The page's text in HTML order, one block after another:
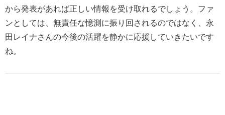
から発表があれば正しい情報を受け取れるでしょう。ファ
ンとしては、無責任な憶測に振り回されるのではなく、永
田レイナさんの今後の活躍を静かに応援していきたいです
ね。